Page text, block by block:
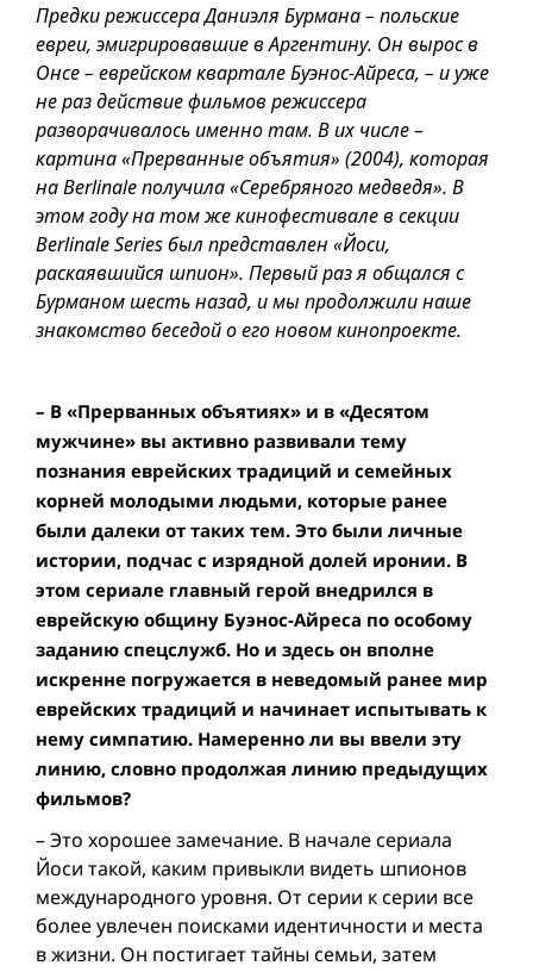
Предки режиссера Даниэля Бурмана – польские
евреи, эмигрировавшие в Аргентину. Он вырос в
Онсе – еврейском квартале Буэнос-Айреса, – и уже
не раз действие фильмов режиссера
разворачивалось именно там. В их числе –
картина «Прерванные объятия» (2004), которая
на Berlinale получила «Серебряного медведя». В
этом году на том же кинофестивале в секции
Berlinale Series был представлен «Йоси,
раскаявшийся шпион». Первый раз я общался с
Бурманом шесть назад, и мы продолжили наше
знакомство беседой о его новом кинопроекте.
– В «Прерванных объятиях» и в «Десятом
мужчине» вы активно развивали тему
познания еврейских традиций и семейных
корней молодыми людьми, которые ранее
были далеки от таких тем. Это были личные
истории, подчас с изрядной долей иронии. В
этом сериале главный герой внедрился в
еврейскую общину Буэнос-Айреса по особому
заданию спецслужб. Но и здесь он вполне
искренне погружается в неведомый ранее мир
еврейских традиций и начинает испытывать к
нему симпатию. Намеренно ли вы ввели эту
линию, словно продолжая линию предыдущих
фильмов?
– Это хорошее замечание. В начале сериала
Йоси такой, каким привыкли видеть шпионов
международного уровня. От серии к серии все
более увлечен поисками идентичности и места
в жизни. Он постигает тайны семьи, затем